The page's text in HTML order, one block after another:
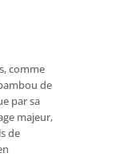
comme
de
par sa
majeur,
de